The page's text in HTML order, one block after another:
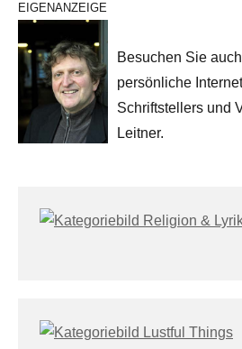
EIGENANZEIGE
Besuchen Sie auch
persönliche
Schriftstellers und
Leitner.